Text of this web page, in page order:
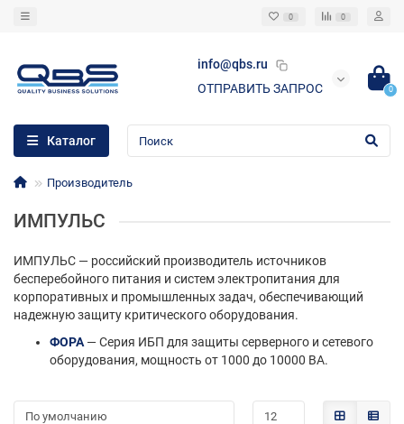
0 0
info@qbs.ru
ОТПРАВИТЬ ЗАПРОС
0
Каталог
Производитель
ИМПУЛЬС
ИМПУЛЬС — российский производитель источников
бесперебойного питания и систем электропитания для
корпоративных и промышленных задач, обеспечивающий
надежную защиту критического оборудования.
ФОРА— Серия ИБП для защиты серверного и сетевого
оборудования, мощность от 1000 до 10000 ВА.